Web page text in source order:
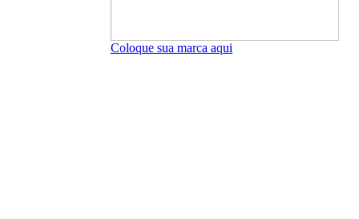
Coloque sua marca aqui